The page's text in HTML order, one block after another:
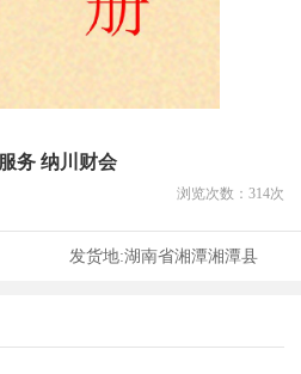
务 纳川财会
浏览次数： 314次
发货地:湖南省湘潭湘潭县